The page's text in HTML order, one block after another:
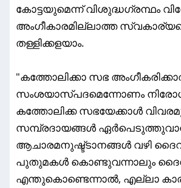
കോട്ടയുമെന്ന് വിശുദ്ധഗ്രന്ഥം
അംഗീകാരമില്ലാത്ത
തള്ളിക്കളയാം.
"കത്തോലിക്കാ സഭ
സംശയാസ്പദമെന്നോണം
കത്തോലിക്ക സഭയേക്കാൾ
സമ്പ്രദായങ്ങൾ
ആചാരമനുഷ്ട്ടാനങ്ങൾ വഴി
പുതുമകൾ കൊണ്ടുവന്നാലും ദൈവം
എന്തുകൊണ്ടെന്നാൽ, എല്ലാ